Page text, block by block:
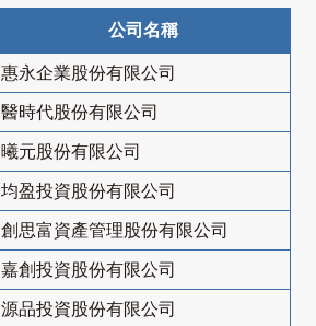
公司名稱
惠永企業股份有限公司
醫時代股份有限公司
曦元股份有限公司
均盈投資股份有限公司
創思富資產管理股份有限公司
嘉創投資股份有限公司
源品投資股份有限公司